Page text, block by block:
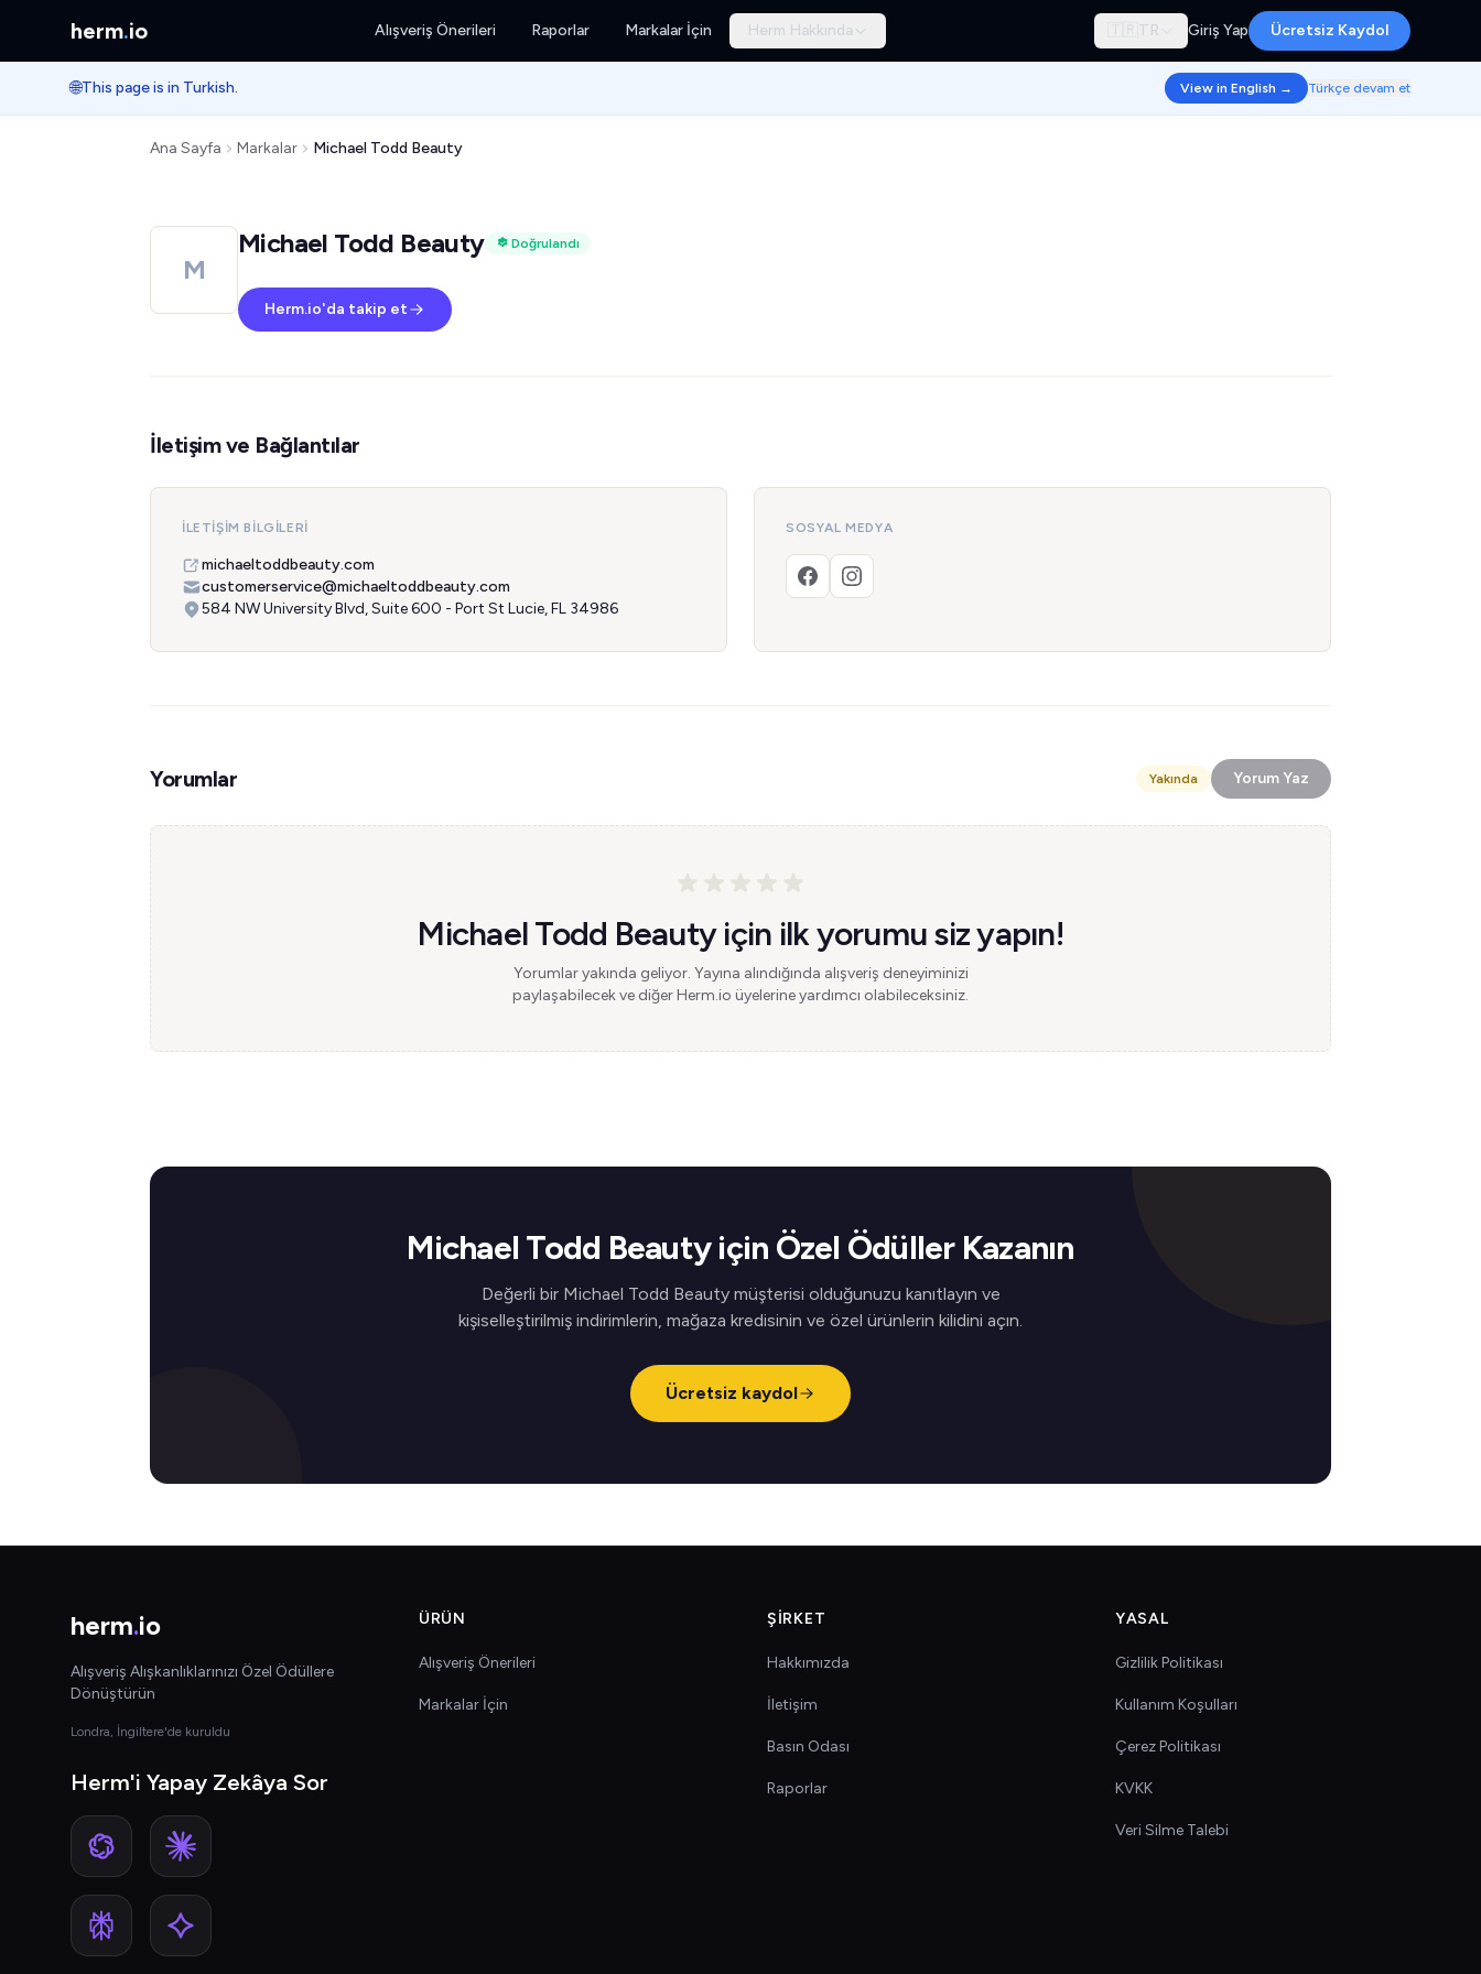
herm.io Alışveriş Önerileri Raporlar Markalar İçin Herm Hakkında 🇹🇷 TR Giriş Yap Ücretsiz Kaydol
🌐This page is in Turkish. View in English → Türkçe devam et
Ana Sayfa Markalar Michael Todd Beauty
M
Michael Todd Beauty Doğrulandı
Herm.io'da takip et
İletişim ve Bağlantılar
İLETIŞIM BILGILERI
michaeltoddbeauty.com
customerservice@michaeltoddbeauty.com
584 NW University Blvd, Suite 600 - Port St Lucie, FL 34986
SOSYAL MEDYA
Yorumlar Yakında Yorum Yaz
Michael Todd Beauty için ilk yorumu siz yapın!
Yorumlar yakında geliyor. Yayına alındığında alışveriş deneyiminizi
paylaşabilecek ve diğer Herm.io üyelerine yardımcı olabileceksiniz.
Michael Todd Beauty için Özel Ödüller Kazanın
Değerli bir Michael Todd Beauty müşterisi olduğunuzu kanıtlayın ve
kişiselleştirilmiş indirimlerin, mağaza kredisinin ve özel ürünlerin kilidini açın.
Ücretsiz kaydol
herm.io
Alışveriş Alışkanlıklarınızı Özel Ödüllere
Dönüştürün
Londra, İngiltere'de kuruldu
Herm'i Yapay Zekâya Sor
ÜRÜN
Alışveriş Önerileri
Markalar İçin
ŞIRKET
Hakkımızda
İletişim
Basın Odası
Raporlar
YASAL
Gizlilik Politikası
Kullanım Koşulları
Çerez Politikası
KVKK
Veri Silme Talebi